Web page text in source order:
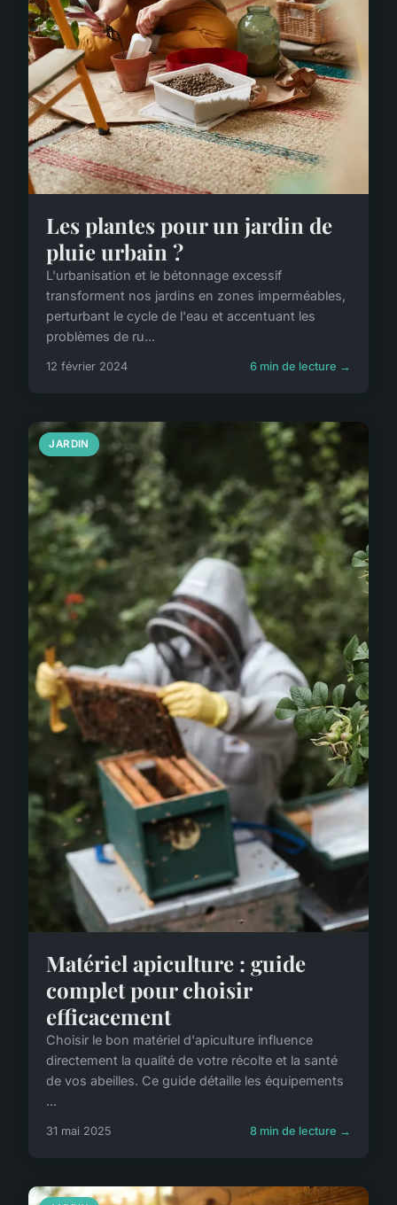
Les plantes pour un jardin de
pluie urbain ?
L'urbanisation et le bétonnage excessif
transforment nos jardins en zones imperméables,
perturbant le cycle de l'eau et accentuant les
problèmes de ru...
12 février 2024 6 min de lecture →
JARDIN
Matériel apiculture : guide
complet pour choisir
efficacement
Choisir le bon matériel d'apiculture influence
directement la qualité de votre récolte et la santé
de vos abeilles. Ce guide détaille les équipements
...
31 mai 2025 8 min de lecture →